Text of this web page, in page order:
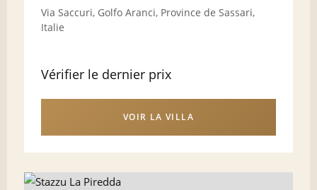
Via Saccuri, Golfo Aranci, Province de Sassari,
Italie
Vérifier le dernier prix
VOIR LA VILLA